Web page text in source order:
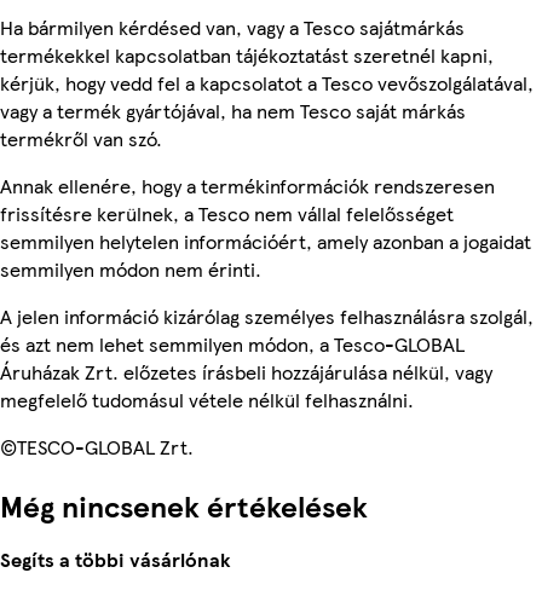
Ha bármilyen kérdésed van, vagy a Tesco sajátmárkás
termékekkel kapcsolatban tájékoztatást szeretnél kapni,
kérjük, hogy vedd fel a kapcsolatot a Tesco vevőszolgálatával,
vagy a termék gyártójával, ha nem Tesco saját márkás
termékről van szó.
Annak ellenére, hogy a termékinformációk rendszeresen
frissítésre kerülnek, a Tesco nem vállal felelősséget
semmilyen helytelen információért, amely azonban a jogaidat
semmilyen módon nem érinti.
A jelen információ kizárólag személyes felhasználásra szolgál,
és azt nem lehet semmilyen módon, a Tesco-GLOBAL
Áruházak Zrt. előzetes írásbeli hozzájárulása nélkül, vagy
megfelelő tudomásul vétele nélkül felhasználni.
©TESCO-GLOBAL Zrt.
Még nincsenek értékelések
Segíts a többi vásárlónak